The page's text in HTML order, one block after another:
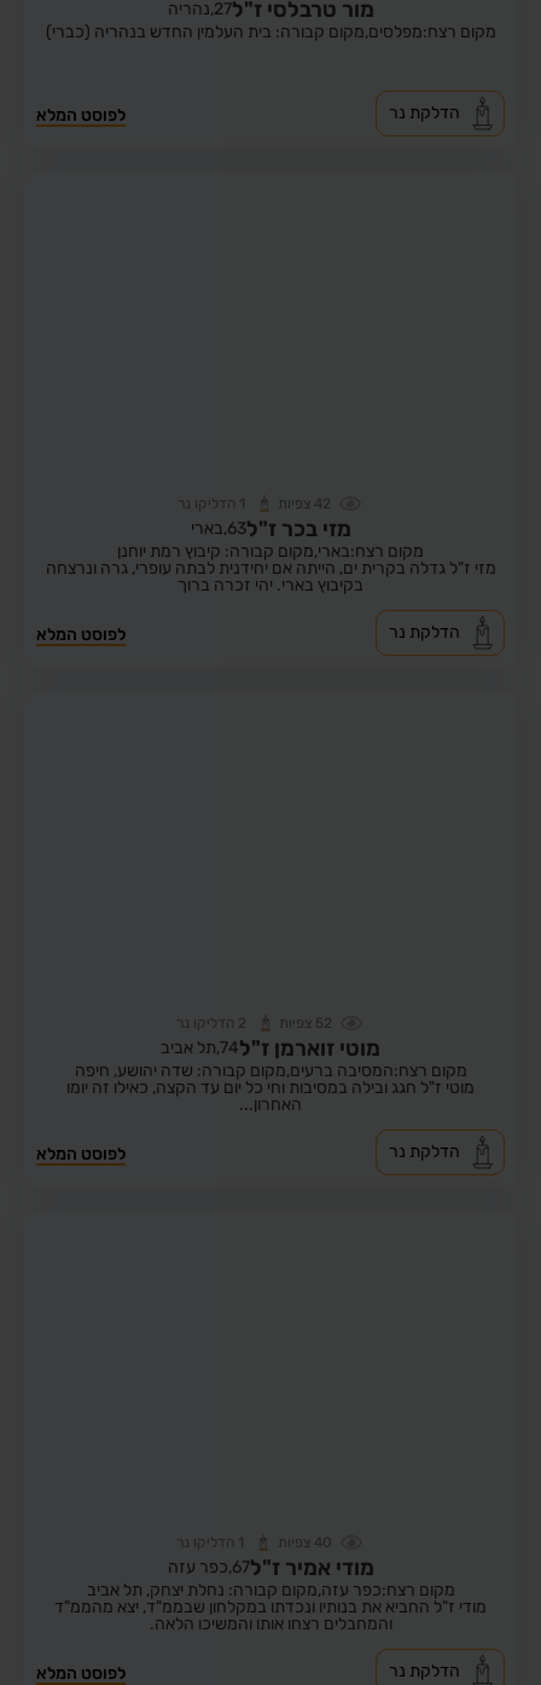
מור טרבלסי ז"ל27, נהריה
מקום רצח:מפלסים,מקום קבורה: בית העלמין החדש בנהריה (כברי)
לפוסט המלא הדלקת נר
42 צפיות 1 הדליקו נר
מזי בכר ז"ל63, בארי
מקום רצח:בארי,מקום קבורה: קיבוץ רמת יוחנן
מזי ז"ל גדלה בקרית ים, הייתה אם יחידנית לבתה עופרי, גרה ונרצחה
בקיבוץ בארי. יהי זכרה ברוך
לפוסט המלא הדלקת נר
52 צפיות 2 הדליקו נר
מוטי זוארמן ז"ל74, תל אביב
מקום רצח:המסיבה ברעים,מקום קבורה: שדה יהושע, חיפה
מוטי ז"ל חגג ובילה במסיבות וחי כל יום עד הקצה, כאילו זה יומו
האחרון...
לפוסט המלא הדלקת נר
40 צפיות 1 הדליקו נר
מודי אמיר ז"ל67, כפר עזה
מקום רצח:כפר עזה,מקום קבורה: נחלת יצחק, תל אביב
מודי ז"ל החביא את בנותיו ונכדתו במקלחון שבממ"ד, יצא מהממ"ד
והמחבלים רצחו אותו והמשיכו הלאה.
לפוסט המלא הדלקת נר